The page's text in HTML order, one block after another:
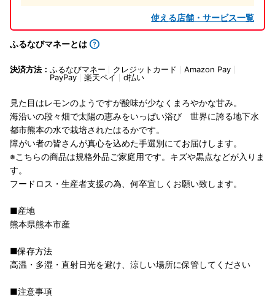
使える店舗・サービス一覧
ふるなびマネーとは
決済方法： ふるなびマネー クレジットカード
Amazon Pay
PayPay
楽天ペイ d払い
見た目はレモンのようですが酸味が少なくまろやかな甘み。
海沿いの段々畑で太陽の恵みをいっぱい浴び 世界に誇る地下水
都市熊本の水で栽培されたはるかです。
障がい者の皆さんが真心を込めた手選別にてお届けします。
※こちらの商品は規格外品ご家庭用です。キズや黒点などが入りま
す。
フードロス・生産者支援の為、何卒宜しくお願い致します。
■産地
熊本県熊本市産
■保存方法
高温・多湿・直射日光を避け、涼しい場所に保管してください
■注意事項